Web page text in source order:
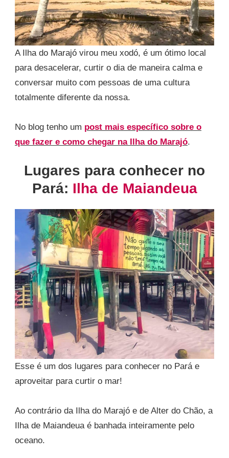
A Ilha do Marajó virou meu xodó, é um ótimo local
para desacelerar, curtir o dia de maneira calma e
conversar muito com pessoas de uma cultura
totalmente diferente da nossa.
No blog tenho um post mais específico sobre o
que fazer e como chegar na Ilha do Marajó.
Lugares para conhecer no
Pará: Ilha de Maiandeua
Esse é um dos lugares para conhecer no Pará e
aproveitar para curtir o mar!
Ao contrário da Ilha do Marajó e de Alter do Chão, a
Ilha de Maiandeua é banhada inteiramente pelo
oceano.